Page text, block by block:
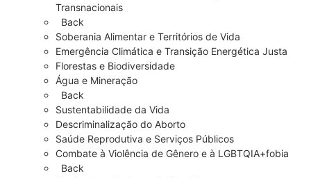
Transnacionais
Back
Soberania Alimentar e Territórios de Vida
Emergência Climática e Transição Energética Justa
Florestas e Biodiversidade
Água e Mineração
Back
Sustentabilidade da Vida
Descriminalização do Aborto
Saúde Reprodutiva e Serviços Públicos
Combate à Violência de Gênero e à LGBTQIA+fobia
Back